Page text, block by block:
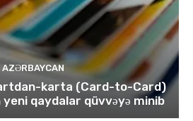
AZƏRBAYCAN
karta (Card-to-Card)
qaydalar qüvvəyə minib